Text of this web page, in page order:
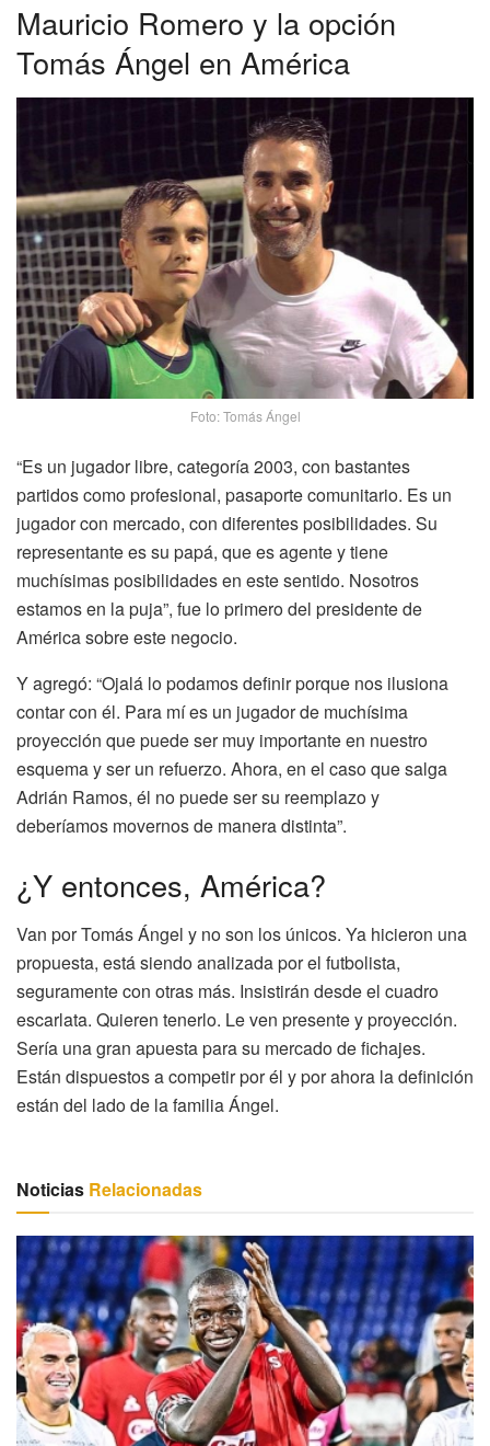
Mauricio Romero y la opción
Tomás Ángel en América
Foto: Tomás Ángel
“Es un jugador libre, categoría 2003, con bastantes
partidos como profesional, pasaporte comunitario. Es un
jugador con mercado, con diferentes posibilidades. Su
representante es su papá, que es agente y tiene
muchísimas posibilidades en este sentido. Nosotros
estamos en la puja”, fue lo primero del presidente de
América sobre este negocio.
Y agregó: “Ojalá lo podamos definir porque nos ilusiona
contar con él. Para mí es un jugador de muchísima
proyección que puede ser muy importante en nuestro
esquema y ser un refuerzo. Ahora, en el caso que salga
Adrián Ramos, él no puede ser su reemplazo y
deberíamos movernos de manera distinta”.
¿Y entonces, América?
Van por Tomás Ángel y no son los únicos. Ya hicieron una
propuesta, está siendo analizada por el futbolista,
seguramente con otras más. Insistirán desde el cuadro
escarlata. Quieren tenerlo. Le ven presente y proyección.
Sería una gran apuesta para su mercado de fichajes.
Están dispuestos a competir por él y por ahora la definición
están del lado de la familia Ángel.
Noticias Relacionadas